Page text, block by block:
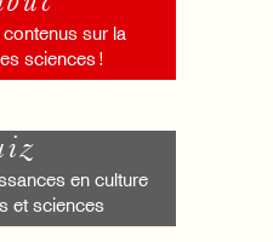
sur la
sciences !
en culture
et sciences